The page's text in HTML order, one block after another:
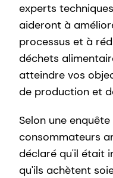
experts
aideront à
processus et à
déchets
atteindre vos
de production et
Selon une
consommateurs
déclaré qu'il était
qu'ils achètent